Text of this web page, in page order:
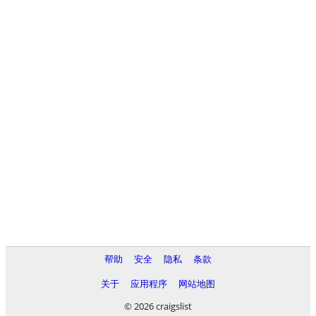
帮助 安全 隐私
条款
关于
应用程序
网站地图
© 2026 craigslist